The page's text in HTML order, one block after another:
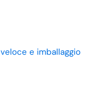
e imballaggio